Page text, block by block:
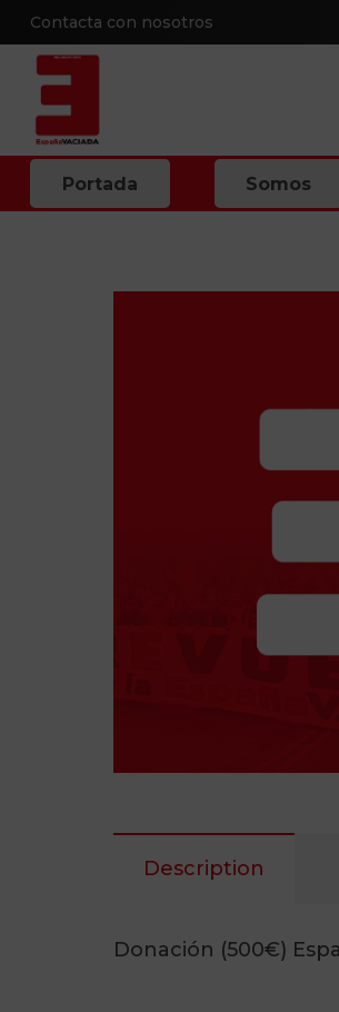
Contacta con nosotros
Portada Somos
Description
Donación (500€)